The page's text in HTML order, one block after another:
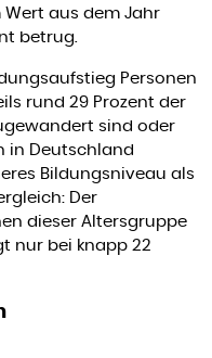
aus dem Jahr
betrug.
Personen
rund 29 Prozent der
sind oder
in Deutschland
Bildungsniveau als
Der
dieser Altersgruppe
nur bei knapp 22